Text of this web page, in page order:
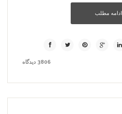
ادامه مطلب
3806 دیدگاه